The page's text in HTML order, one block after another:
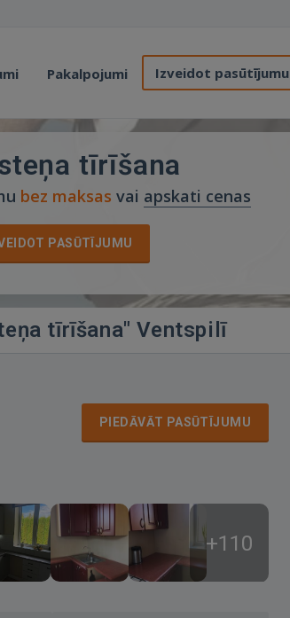
Pakalpojumi Izveidot pasūtījumu
tīrīšana
bez maksas vai apskati cenas
PASŪTĪJUMU
tīrīšana" Ventspilī
PIEDĀVĀT PASŪTĪJUMU
+110